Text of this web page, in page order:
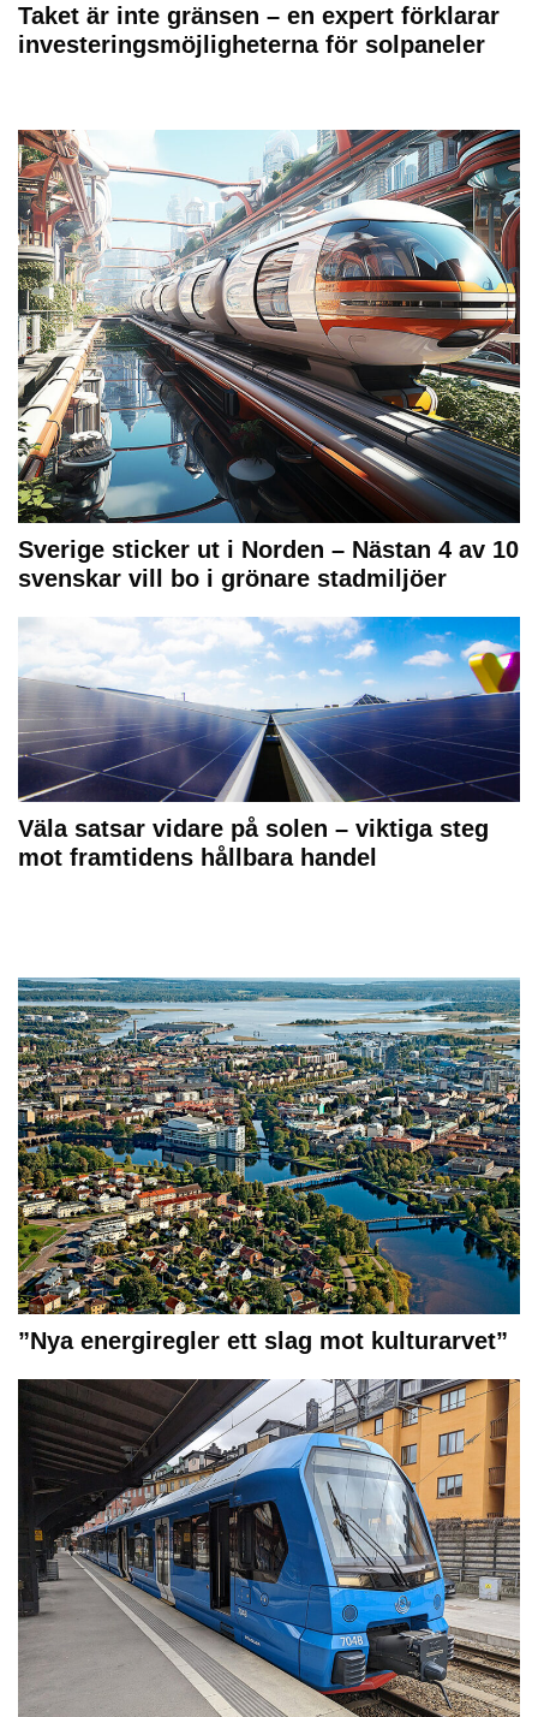
Taket är inte gränsen – en expert förklarar
investeringsmöjligheterna för solpaneler
Sverige sticker ut i Norden – Nästan 4 av 10
svenskar vill bo i grönare stadmiljöer
Väla satsar vidare på solen – viktiga steg
mot framtidens hållbara handel
”Nya energiregler ett slag mot kulturarvet”